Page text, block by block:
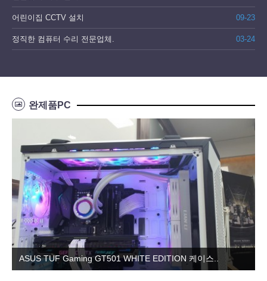
어린이집 CCTV 설치 09-23
정직한 컴퓨터 수리 전문업체. 03-24
완제품PC
ASUS TUF Gaming GT501 WHITE EDITION 케이스..